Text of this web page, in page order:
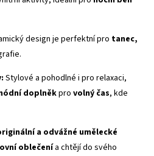
design je perfektní pro tanec,
Stylové a pohodlné i pro relaxaci,
doplněkpro volný čas, kde
a odvážné umělecké
oblečenía chtějí do svého